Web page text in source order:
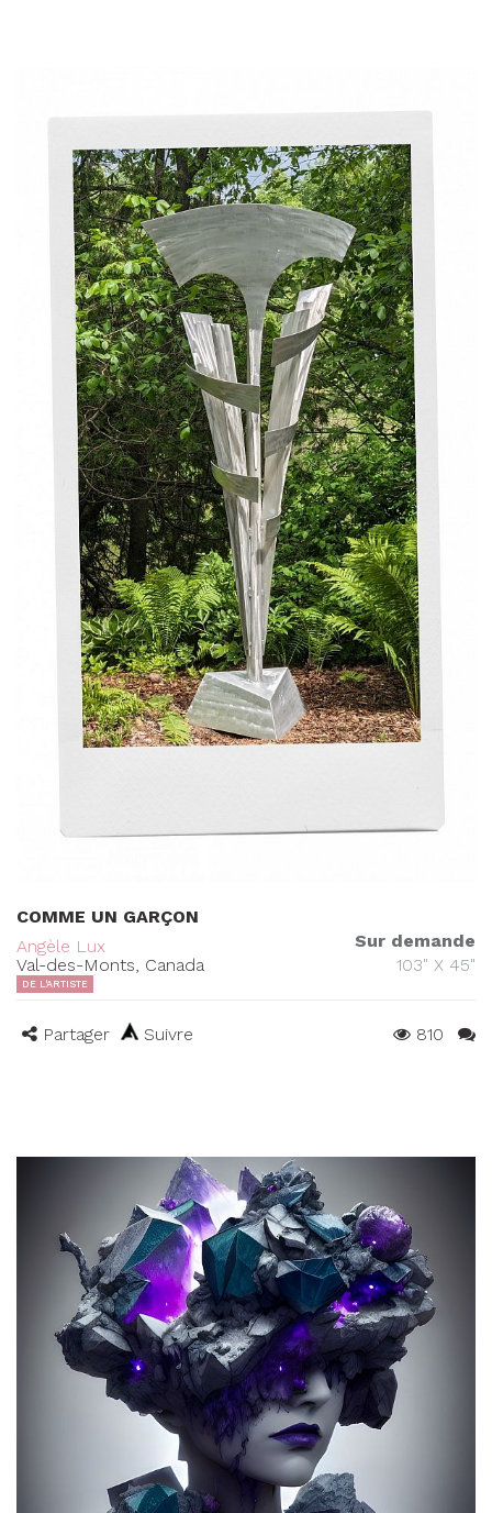
COMME UN GARÇON
Angèle Lux
Val-des-Monts, Canada
Sur demande
103" X 45"
DE L'ARTISTE
Partager Suivre 810